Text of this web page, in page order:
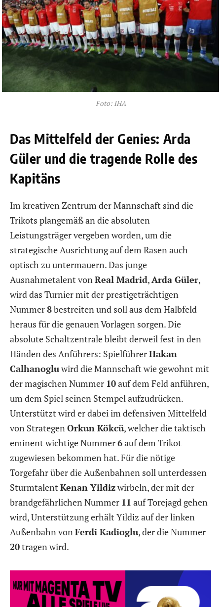
Foto: IHA
Das Mittelfeld der Genies: Arda
Güler und die tragende Rolle des
Kapitäns
Im kreativen Zentrum der Mannschaft sind die
Trikots plangemäß an die absoluten
Leistungsträger vergeben worden, um die
strategische Ausrichtung auf dem Rasen auch
optisch zu untermauern. Das junge
Ausnahmetalent vonReal Madrid,Arda Güler,
wird das Turnier mit der prestigeträchtigen
Nummer8bestreiten und soll aus dem Halbfeld
heraus für die genauen Vorlagen sorgen. Die
absolute Schaltzentrale bleibt derweil fest in den
Händen des Anführers: SpielführerHakan
Calhanogluwird die Mannschaft wie gewohnt mit
der magischen Nummer 10auf dem Feld anführen,
um dem Spiel seinen Stempel aufzudrücken.
Unterstützt wird er dabei im defensiven Mittelfeld
von StrategenOrkun Kökcü, welcher die taktisch
eminent wichtige Nummer6auf dem Trikot
zugewiesen bekommen hat. Für die nötige
Torgefahr über die Außenbahnen soll unterdessen
Sturmtalent Kenan Yildizwirbeln, der mit der
brandgefährlichen Nummer 11 auf Torejagd gehen
wird, Unterstützung erhält Yildiz auf der linken
Außenbahn vonFerdi Kadioglu, der die Nummer
20tragen wird.